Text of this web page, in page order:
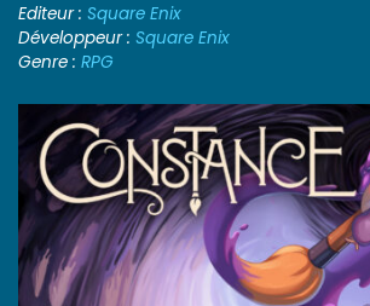
Editeur : Square Enix
Développeur : Square Enix
Genre : RPG